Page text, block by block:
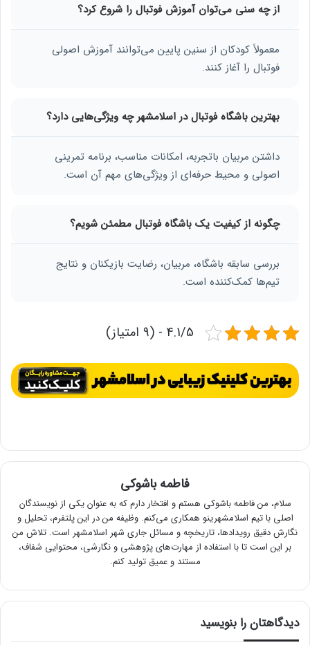
از چه سنی می‌توان آموزش فوتبال را شروع کرد؟
معمولاً کودکان از سنین پایین می‌توانند آموزش اصولی
فوتبال را آغاز کنند.
بهترین باشگاه فوتبال در اسلامشهر چه ویژگی‌هایی دارد؟
داشتن مربیان باتجربه، امکانات مناسب، برنامه تمرینی
اصولی و محیط حرفه‌ای از ویژگی‌های مهم آن است.
چگونه از کیفیت یک باشگاه فوتبال مطمئن شویم؟
بررسی سابقه باشگاه، مربیان، رضایت بازیکنان و نتایج
تیم‌ها کمک‌کننده است.
4.1/5 - (9 امتیاز)
فاطمه باشوکی
سلام، من فاطمه باشوکی هستم و افتخار دارم که به عنوان یکی از نویسندگان
اصلی با تیم اسلامشهرینو همکاری می‌کنم. وظیفه من در این پلتفرم، تحلیل و
نگارش دقیق رویدادها، تاریخچه و مسائل جاری شهر اسلامشهر است. تلاش من
بر این است تا با استفاده از مهارت‌های پژوهشی و نگارشی، محتوایی شفاف،
مستند و عمیق تولید کنم.
دیدگاهتان را بنویسید